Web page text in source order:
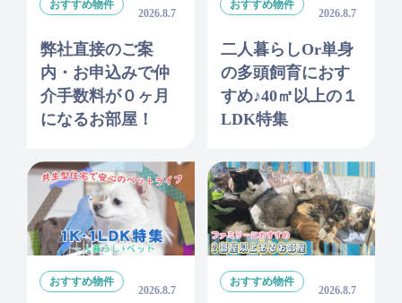
おすすめ物件
2026.8.7
弊社直接のご案
内・お申込みで仲
介手数料が０ヶ月
になるお部屋！
おすすめ物件
2026.8.7
二人暮らしor単身
の多頭飼育におす
すめ♪40㎡以上の１
LDK特集
おすすめ物件
2026.8.7
おすすめ物件
2026.8.7